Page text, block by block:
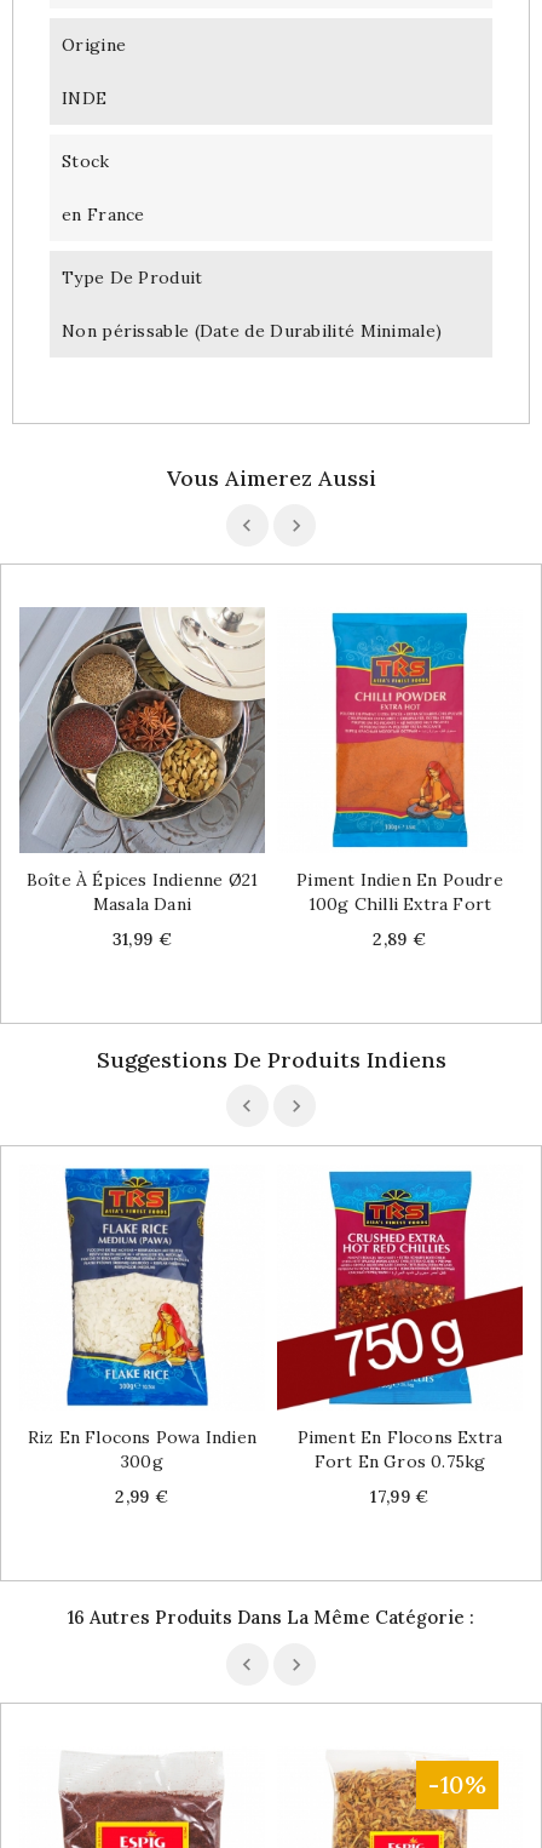
Origine
INDE
Stock
en France
Type De Produit
Non périssable (Date de Durabilité Minimale)
Vous Aimerez Aussi
Boîte À Épices Indienne Ø21
Masala Dani
Price
31,99 €
Piment Indien En Poudre
100g Chilli Extra Fort
Price
2,89 €
Suggestions De Produits Indiens
Riz En Flocons Powa Indien
300g
Price
2,99 €
Piment En Flocons Extra
Fort En Gros 0.75kg
Price
17,99 €
16 Autres Produits Dans La Même Catégorie :
-10%